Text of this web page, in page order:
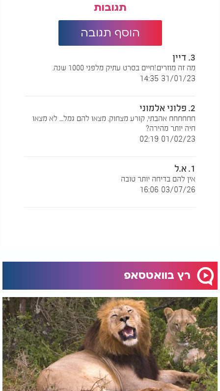
תגובות
הוסף תגובה
3. דיין
מה זה מוזרים!חיים בסרט עתיק מלפני 1000 שנה.
31/01/23 14:35
2. פלוני אלמוני
חחחחחח אהבתי, קורע מצחוק. מצאו להם גמל.... לא מצאו
חיה יותר מהירה?
01/02/23 02:19
1. א.ל
אין להם בדיחה יותר טובה
03/07/26 16:06
רץ בוואטסאפ